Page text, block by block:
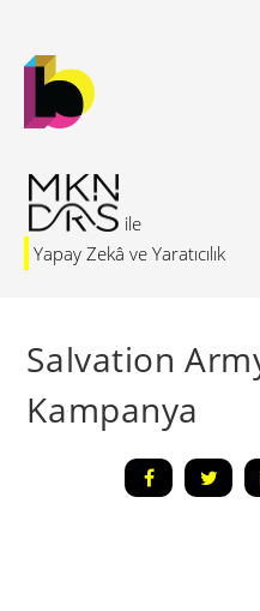
Yapay Zekâ ve Yaratıcılık
Salvation
Kampanya